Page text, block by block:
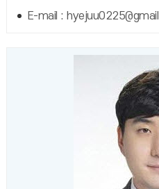
E-mail :